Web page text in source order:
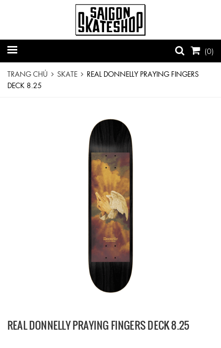
(0)
TRANG CHỦ SKATE
REAL DONNELLY PRAYING FINGERS
DECK 8.25
REAL DONNELLY PRAYING FINGERS DECK 8.25